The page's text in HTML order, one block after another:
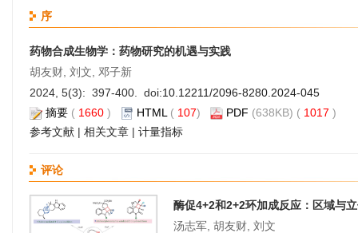
序
药物合成生物学：药物研究的机遇与实践
胡友财, 刘文, 邓子新
2024, 5(3): 397-400. doi:10.12211/2096-8280.2024-045
摘要 ( 1660 ) HTML ( 107) PDF (638KB) ( 1017 )
参考文献 | 相关文章 | 计量指标
评论
酶促4+2和2+2环加成反应：区域与
汤志军, 胡友财, 刘文